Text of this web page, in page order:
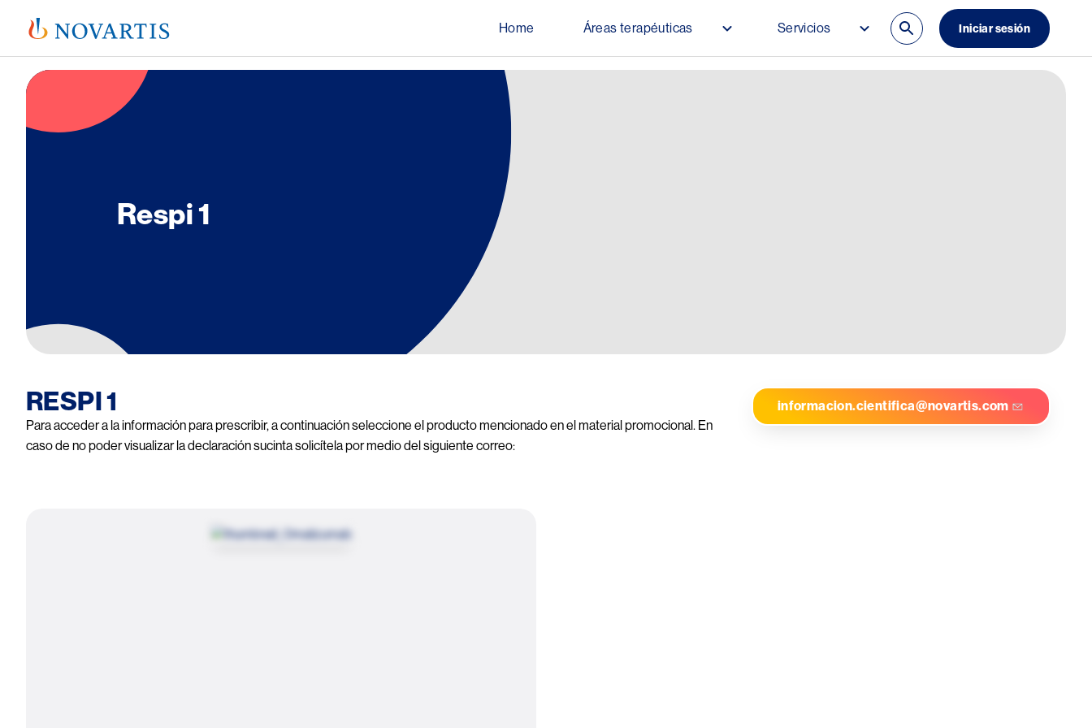
Main navigation
Home Áreas terapéuticas Servicios Iniciar sesión
Image
Respi 1
RESPI 1
Para acceder a la información para prescribir, a continuación seleccione el producto mencionado en el material promocional. En
caso de no poder visualizar la declaración sucinta solicítela por medio del siguiente correo:
informacion.cientifica@novartis.com
Image